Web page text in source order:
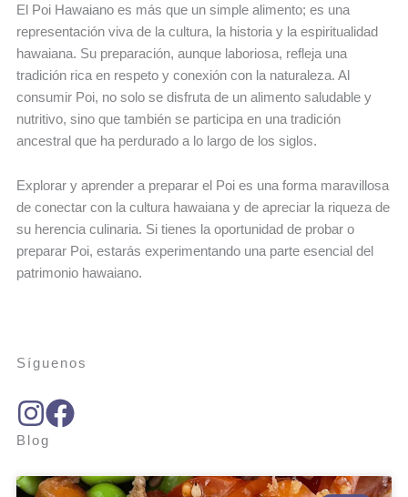
El Poi Hawaiano es más que un simple alimento; es una
representación viva de la cultura, la historia y la espiritualidad
hawaiana. Su preparación, aunque laboriosa, refleja una
tradición rica en respeto y conexión con la naturaleza. Al
consumir Poi, no solo se disfruta de un alimento saludable y
nutritivo, sino que también se participa en una tradición
ancestral que ha perdurado a lo largo de los siglos.
Explorar y aprender a preparar el Poi es una forma maravillosa
de conectar con la cultura hawaiana y de apreciar la riqueza de
su herencia culinaria. Si tienes la oportunidad de probar o
preparar Poi, estarás experimentando una parte esencial del
patrimonio hawaiano.
Síguenos
Blog